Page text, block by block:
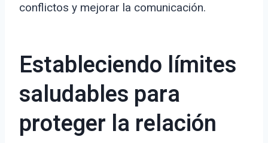
conflictos y mejorar la comunicación.
Estableciendo límites
saludables para
proteger la relación